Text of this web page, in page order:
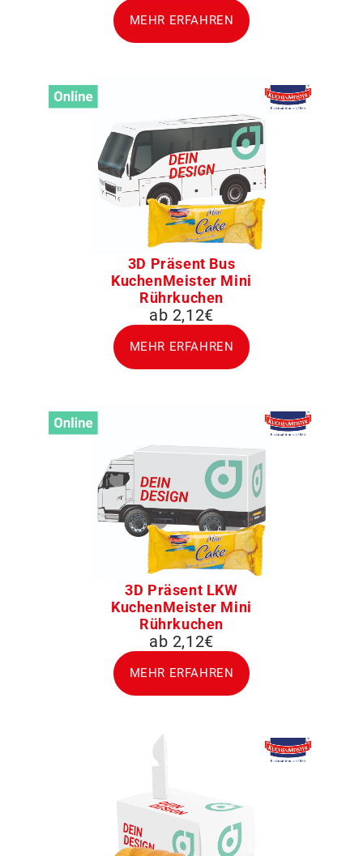
MEHR ERFAHREN
3D Präsent Bus
KuchenMeister Mini
Rührkuchen
ab 2,12€
MEHR ERFAHREN
3D Präsent LKW
KuchenMeister Mini
Rührkuchen
ab 2,12€
MEHR ERFAHREN